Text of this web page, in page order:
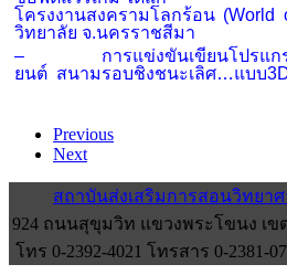
โครงงานสงครามโลกร้อน (World
วิทยาลัย จ.นครราชสีมา
– การแข่งขันเขียนโปรแ
ยนต์ สนามรอบชิงชนะเลิศ…แบบ
Previous
Next
สถาบันส่งเสริมการสอนวิทยา
924 ถนนสุขุมวิท แขวงพระโขนง เข
โทร 0-2392-4021 โทรสาร 0-2381-